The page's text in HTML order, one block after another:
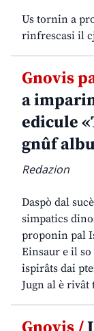
Us tornin a
rinfrescasi il
Gnovis
a
edicule
gnûf
Redazion
Daspò dal
simpatics
proponin pal
Einsaur e il
ispirâts dai
Jugn al è